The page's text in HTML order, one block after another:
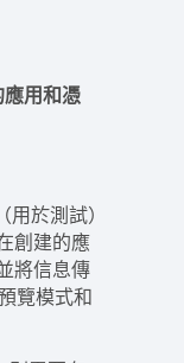
用和憑
於測試）
創建的應
將信息傳
覽模式和